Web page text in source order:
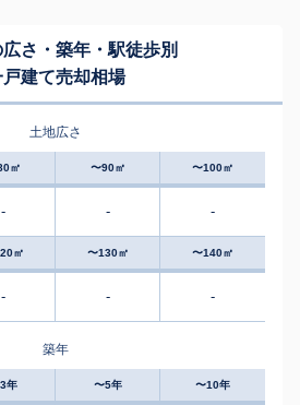
さ・築年・駅徒歩別
戸建て売却相場
土地広さ
㎡ 〜90㎡ 〜100㎡
- - -
㎡ 〜130㎡ 〜140㎡
- - -
築年
年 〜5年 〜10年